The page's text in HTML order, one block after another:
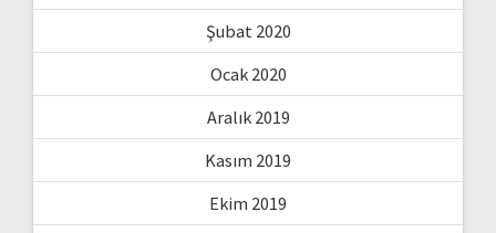
Şubat 2020
Ocak 2020
Aralık 2019
Kasım 2019
Ekim 2019